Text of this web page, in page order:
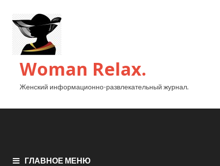
Woman Relax.
Женский информационно-развлекательный журнал.
ГЛАВНОЕ МЕНЮ